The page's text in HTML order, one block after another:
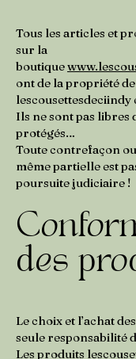
Tous les articles et
sur la
boutique
ont de la propriété de
lescousettesdeciindy
Ils ne sont pas libres
protégés…
Toute contrefaçon
même partielle est
poursuite judiciaire !
des
Le choix et l’achat
seule responsabilité
Les produits